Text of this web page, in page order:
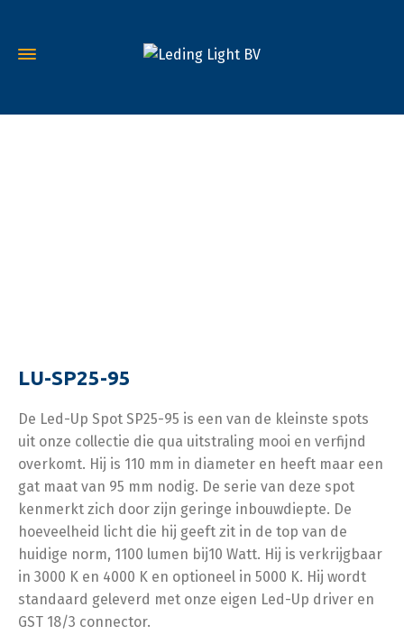
LU-SP25-95
De Led-Up Spot SP25-95 is een van de kleinste spots
uit onze collectie die qua uitstraling mooi en verfijnd
overkomt. Hij is 110 mm in diameter en heeft maar een
gat maat van 95 mm nodig. De serie van deze spot
kenmerkt zich door zijn geringe inbouwdiepte. De
hoeveelheid licht die hij geeft zit in de top van de
huidige norm, 1100 lumen bij10 Watt. Hij is verkrijgbaar
in 3000 K en 4000 K en optioneel in 5000 K. Hij wordt
standaard geleverd met onze eigen Led-Up driver en
GST 18/3 connector.